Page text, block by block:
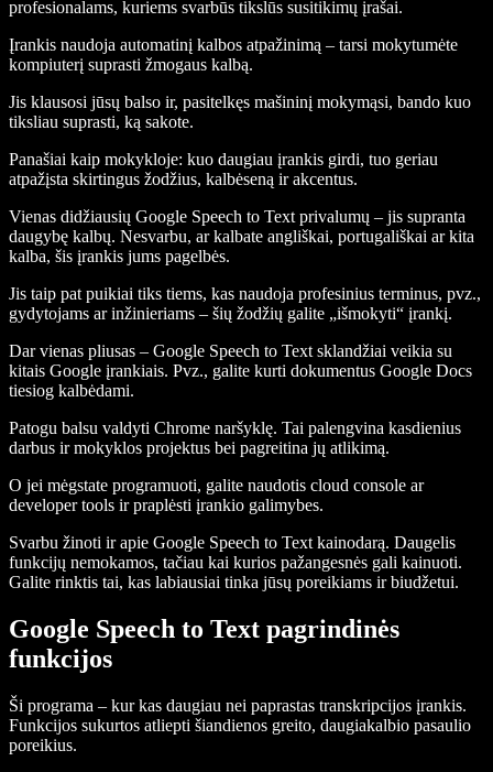
profesionalams, kuriems svarbūs tiks­lūs susitikimų įrašai.
Įrankis naudoja automatinį kalbos atpažinimą – tarsi mokytumėte
kompiuterį suprasti žmogaus kalbą.
Jis klausosi jūsų balso ir, pasitelkęs mašininį mokymąsi, bando kuo
tiksliau suprasti, ką sakote.
Panašiai kaip mokykloje: kuo daugiau įrankis girdi, tuo geriau
atpažįsta skirtingus žodžius, kalbėseną ir akcentus.
Vienas didžiausių Google Speech to Text privalumų – jis supranta
daugybę kalbų. Nesvarbu, ar kalbate angliškai, portugališkai ar kita
kalba, šis įrankis jums pagelbės.
Jis taip pat puikiai tiks tiems, kas naudoja profesinius terminus, pvz.,
gydytojams ar inžinieriams – šių žodžių galite „išmokyti“ įrankį.
Dar vienas pliusas – Google Speech to Text sklandžiai veikia su
kitais Google įrankiais. Pvz., galite kurti dokumentus Google Docs
tiesiog kalbėdami.
Patogu balsu valdyti Chrome naršyklę. Tai palengvina kasdienius
darbus ir mokyklos projektus bei pagreitina jų atlikimą.
O jei mėgstate programuoti, galite naudotis cloud console ar
developer tools ir praplėsti įrankio galimybes.
Svarbu žinoti ir apie Google Speech to Text kainodarą. Daugelis
funkcijų nemokamos, tačiau kai kurios pažangesnės gali kainuoti.
Galite rinktis tai, kas labiausiai tinka jūsų poreikiams ir biudžetui.
Google Speech to Text pagrindinės
funkcijos
Ši programa – kur kas daugiau nei paprastas transkripcijos įrankis.
Funkcijos sukurtos atliepti šiandienos greito, daugiakalbio pasaulio
poreikius.